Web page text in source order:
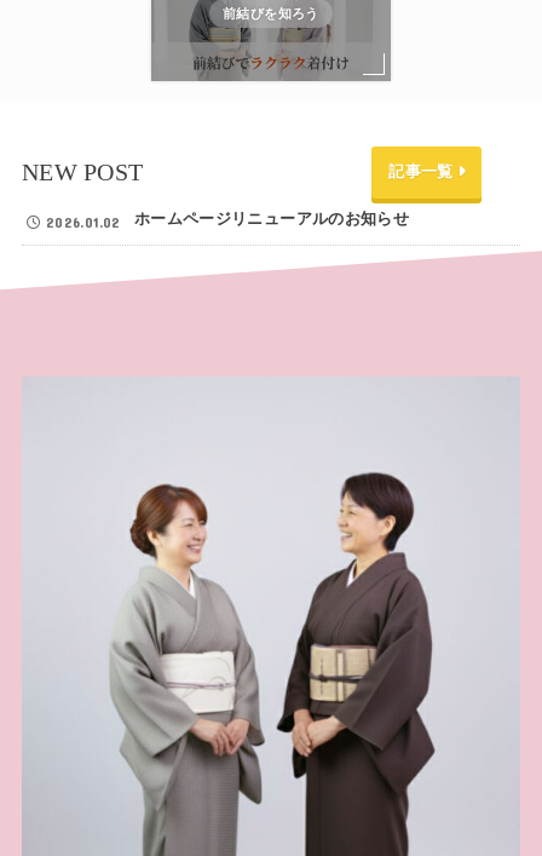
前結びを知ろう
NEW POST 記事一覧
ホームページリニューアルのお知らせ
2026.01.02